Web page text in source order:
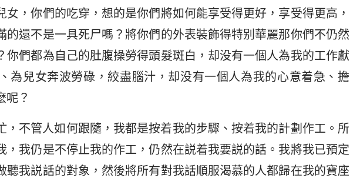
女，你們的吃穿，想的是你們將如何能享受得更好，享受得更高，
的還不是一具死尸嗎？將你們的外表裝飾得特别華麗那你們不仍然
你們都為自己的肚腹操勞得頭髮斑白，却没有一個人為我的工作獻
為兒女奔波勞碌，絞盡腦汁，却没有一個人為我的心意着急、擔
呢？
，不管人如何跟隨，我都是按着我的步驟、按着我的計劃作工。所
，我仍是不停止我的作工，仍然在説着我要説的話。我將我已預定
聽我説話的對象，然後將所有對我話順服渴慕的人都歸在我的寶座